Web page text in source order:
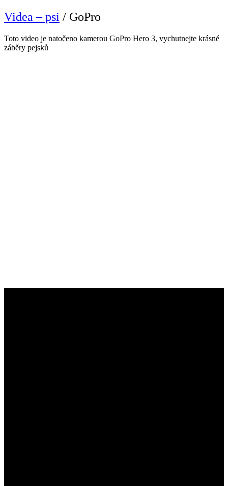
Videa – psi / GoPro
Toto video je natočeno kamerou GoPro Hero 3, vychutnejte krásné
záběry pejsků